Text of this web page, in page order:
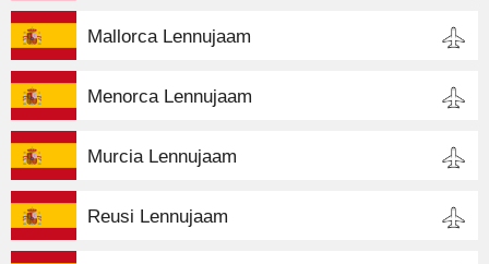
Mallorca Lennujaam
Menorca Lennujaam
Murcia Lennujaam
Reusi Lennujaam